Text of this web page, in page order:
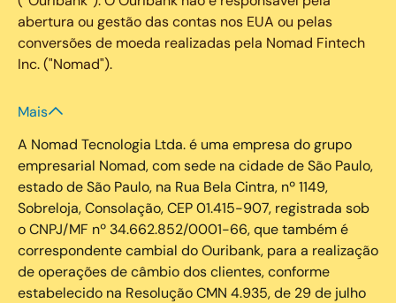
abertura ou gestão das contas nos EUA ou pelas
conversões de moeda realizadas pela Nomad Fintech
Inc. ("Nomad").
Mais
A Nomad Tecnologia Ltda. é uma empresa do grupo
empresarial Nomad, com sede na cidade de São Paulo,
estado de São Paulo, na Rua Bela Cintra, nº 1149,
Sobreloja, Consolação, CEP 01.415-907, registrada sob
o CNPJ/MF nº 34.662.852/0001-66, que também é
correspondente cambial do Ouribank, para a realização
de operações de câmbio dos clientes, conforme
estabelecido na Resolução CMN 4.935, de 29 de julho